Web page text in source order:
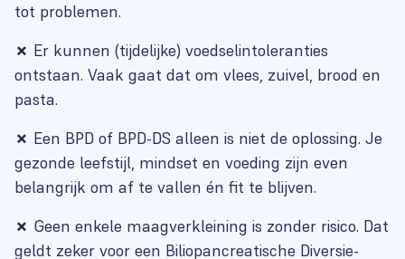
tot problemen.
✗ Er kunnen (tijdelijke) voedselintoleranties
ontstaan. Vaak gaat dat om vlees, zuivel, brood en
pasta.
✗ Een BPD of BPD-DS alleen is niet de oplossing. Je
gezonde leefstijl, mindset en voeding zijn even
belangrijk om af te vallen én fit te blijven.
✗ Geen enkele maagverkleining is zonder risico. Dat
geldt zeker voor een Biliopancreatische Diversie-